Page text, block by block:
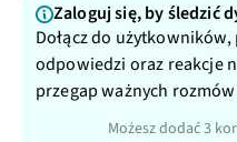
Zaloguj się, by śledzić
Dołącz do
odpowiedzi oraz reakcje
przegap ważnych
Możesz dodać 3